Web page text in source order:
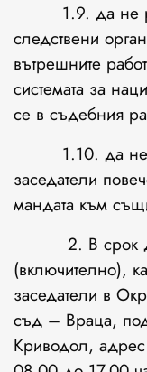
1.9. да не
следствени
вътрешните
системата за
се в съдебния
1.10. да не
заседатели
мандата към
2. В срок
(включително),
заседатели в
съд – Враца,
Криводол,